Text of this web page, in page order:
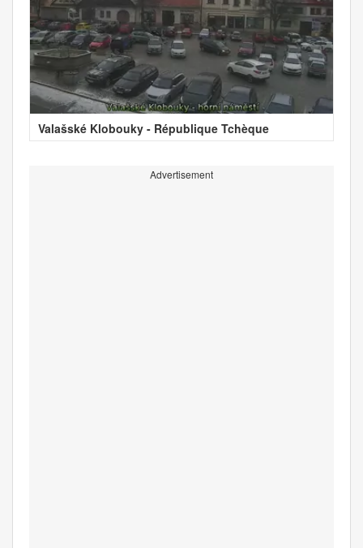
Valašské Klobouky - République Tchèque
Advertisement